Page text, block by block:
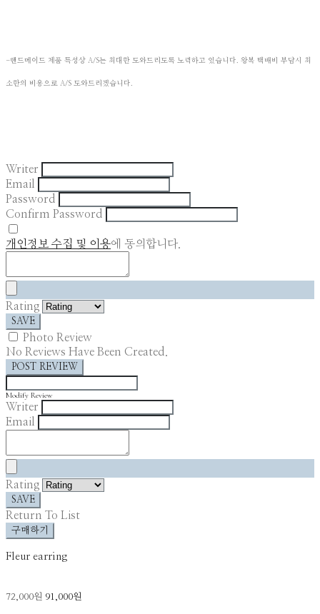
-핸드메이드 제품 특성상 A/S는 최대한 도와드리도록 노력하고 있습니다. 왕복 택배비 부담시 최
소한의 비용으로 A/S 도와드리겠습니다. ​
Writer
Email
Password
Confirm Password
개인정보 수집 및 이용에 동의합니다.
Rating
SAVE
Photo Review
No Reviews Have Been Created.
POST REVIEW
Modify Review
Writer
Email
Rating
SAVE
Return To List
구매하기
Fleur earring
72,000원 91,000원